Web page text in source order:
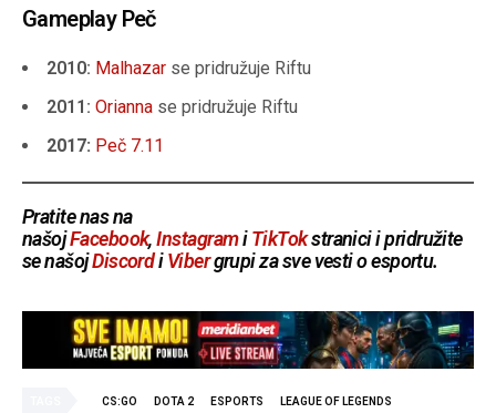
Gameplay Peč
2010: Malhazar se pridružuje Riftu
2011: Orianna se pridružuje Riftu
2017: Peč 7.11
Pratite nas na
našojFacebook,InstagramiTikTokstranici i pridružite
se našojDiscordiVibergrupi za sve vesti o esportu.
CS:GO DOTA 2 ESPORTS LEAGUE OF LEGENDS